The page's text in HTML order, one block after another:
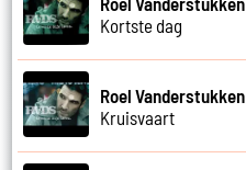
Kortste dag
Roel Vanderstukken
Kruisvaart